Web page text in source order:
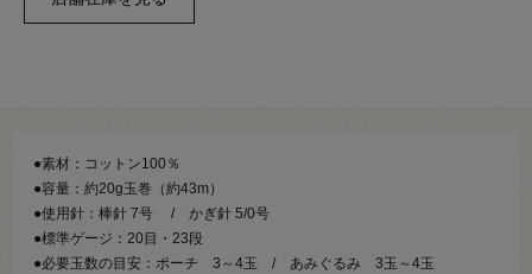
●素材：コットン100％
●容量：約20g玉巻（約43m）
●使用針：棒針 7号 / かぎ針 5/0号
●標準ゲージ：20目・23段
●必要玉数の目安：ポーチ 3～4玉 / あみぐるみ 3玉～4玉